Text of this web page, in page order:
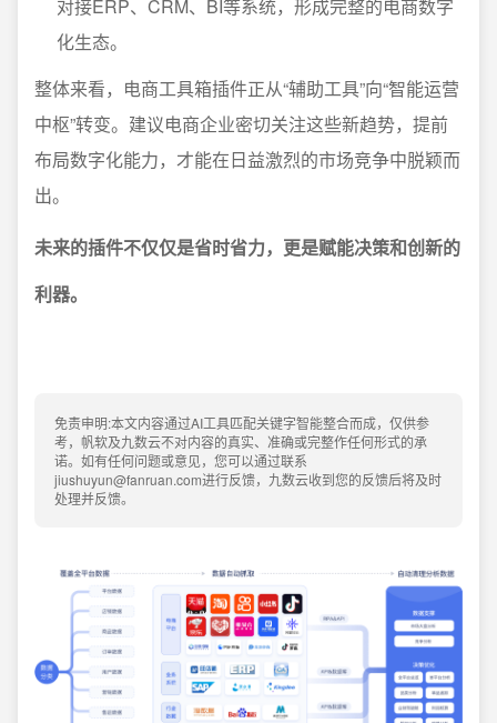
对接ERP、CRM、BI等系统，形成完整的电商数字
化生态。
整体来看，电商工具箱插件正从“辅助工具”向“智能运营
中枢”转变。建议电商企业密切关注这些新趋势，提前
布局数字化能力，才能在日益激烈的市场竞争中脱颖而
出。
未来的插件不仅仅是省时省力，更是赋能决策和创新的
利器。
免责申明:本文内容通过AI工具匹配关键字智能整合而成，仅供参
考，帆软及九数云不对内容的真实、准确或完整作任何形式的承
诺。如有任何问题或意见，您可以通过联系
jiushuyun@fanruan.com进行反馈，九数云收到您的反馈后将及时
处理并反馈。